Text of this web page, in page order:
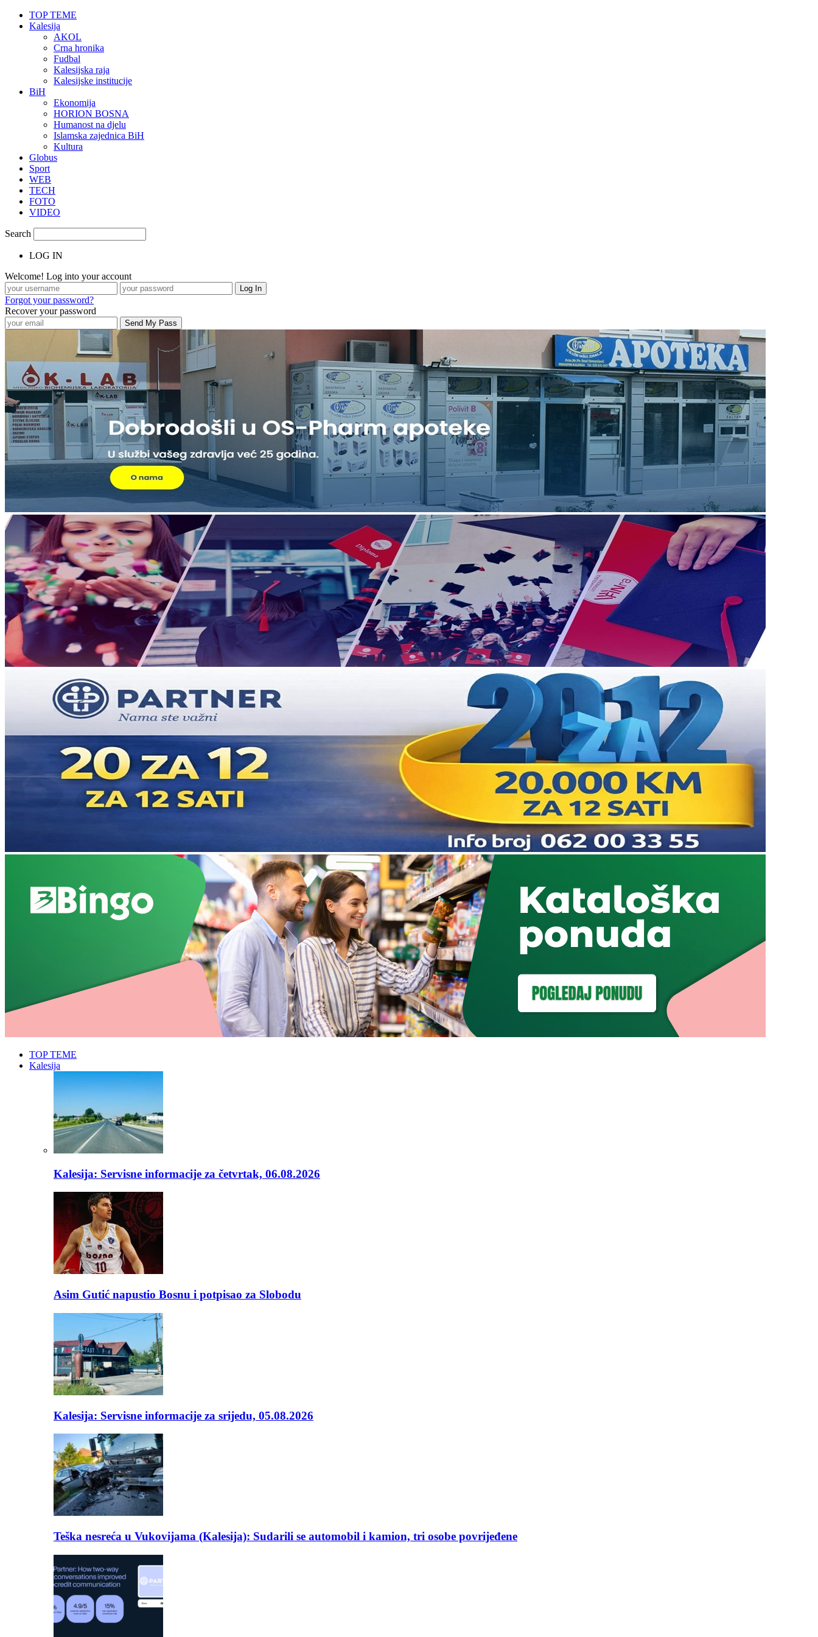
TOP TEME
Kalesija
AKOL
Crna hronika
Fudbal
Kalesijska raja
Kalesijske institucije
BiH
Ekonomija
HORION BOSNA
Humanost na djelu
Islamska zajednica BiH
Kultura
Globus
Sport
WEB
TECH
FOTO
VIDEO
Search
LOG IN
Welcome! Log into your account
Forgot your password?
Recover your password
TOP TEME
Kalesija
Kalesija: Servisne informacije za četvrtak, 06.08.2026
Asim Gutić napustio Bosnu i potpisao za Slobodu
Kalesija: Servisne informacije za srijedu, 05.08.2026
Teška nesreća u Vukovijama (Kalesija): Sudarili se automobil i kamion, tri osobe povrijeđene